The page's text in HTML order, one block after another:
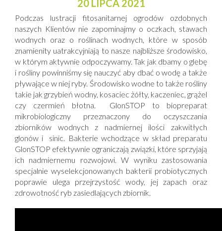
20 LIPCA 2021
Podczas lustracji fitosanitarnej ogrodów ozdobnych
naszych Klientów nie zapominajmy o oczkach, stawach
wodnych oraz o roślinach wodnych, które w sposób
znamienity uatrakcyjniają to nasze najbliższe środowisko,
w którym aktywnie odpoczywamy. Tak jak dbamy o glebę
i rośliny powinniśmy się nauczyć aby dbać o wodę a także
pływające w niej ryby. Środowisko wodne to także rośliny
takie jak grzybień wodny, kosaciec żółty, kaczeniec, grążel
czy czermień błotna. GlonSTOP to biopreparat
mikrobiologiczny przeznaczony do oczyszczania
zbiorników wodnych z nadmiernej ilości zakwitłych
glonów i sinic. Bakterie wchodzące w skład preparatu
GlonSTOP efektywnie ograniczają związki, które sprzyjają
ich nadmiernemu rozwojowi. W wyniku zastosowania
specjalnie wyselekcjonowanych bakterii probiotycznych
poprawie ulega przejrzystość wody, jej zapach oraz
zdrowotność ryb zasiedlających zbiornik.